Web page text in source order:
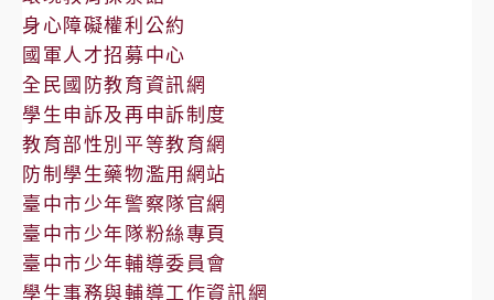
身心障礙權利公約
國軍人才招募中心
全民國防教育資訊網
學生申訴及再申訴制度
教育部性別平等教育網
防制學生藥物濫用網站
臺中市少年警察隊官網
臺中市少年隊粉絲專頁
臺中市少年輔導委員會
學生事務與輔導工作資訊網